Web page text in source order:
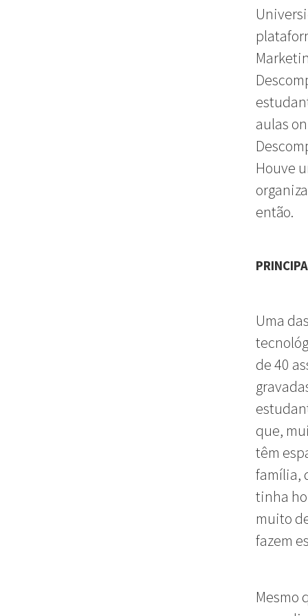
aulas
Houve
então.
Uma
de 40
que,
têm
família,
tinha
muito
fazem
Mesmo